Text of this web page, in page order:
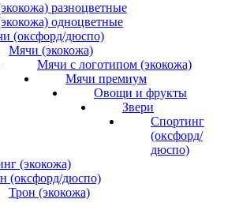
разноцветные
одноцветные
(оксфорд/дюспо)
Мячи (экокожа)
Мячи с логотипом (экокожа)
Мячи премиум
Овощи и фрукты
Звери
Спортинг
(оксфорд/
дюспо)
(экокожа)
(оксфорд/дюспо)
Трон (экокожа)